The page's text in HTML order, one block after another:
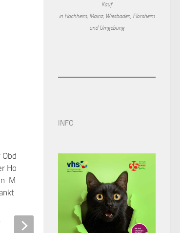
0
–
Hochschule
Main entwickeln
Martin eine
Lernen auf kurzen
Kauf
in Hochheim, Mainz, Wiesbaden, Flörsheim
und Umgebung
INFO